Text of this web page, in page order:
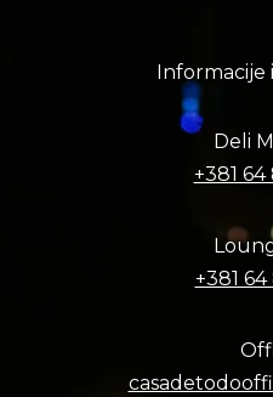
Informacije
Deli
+381 64
+381 64